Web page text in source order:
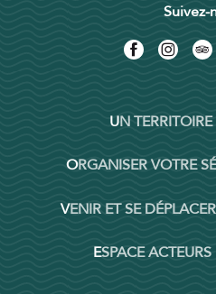
Suivez-
UN
ORGANISER VOTRE
VENIR ET SE
ESPACE